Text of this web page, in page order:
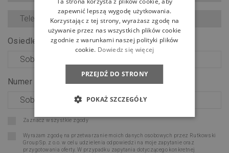
Osiedle:
Numer lokalu:
Zaznacz wszystkie zgody
Wyrażam zgodę na przetwarzanie moich danych osobowych przez Rutkowski
Group Sp. z o.o. w celu udzielenia odpowiedzi na moje zapytanie oraz
przygotowania oferty. W przypadku zapytania dotyczącego konkretnej
zapewnić lepszą wygodę użytkowania.
Korzystając z tej strony, wyrażasz zgodę na
używanie przez nas wszystkich plików cookie
zgodnie z warunkami naszej polityki plików
cookie. Dowiedz się więcej
PRZEJDŹ DO STRONY
POKAŻ SZCZEGÓŁY